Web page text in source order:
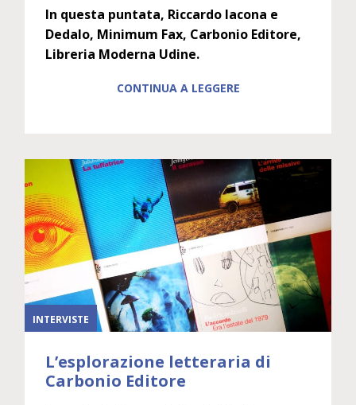
In questa puntata, Riccardo Iacona e
Dedalo, Minimum Fax, Carbonio Editore,
Libreria Moderna Udine.
CONTINUA A LEGGERE
INTERVISTE
L’esplorazione letteraria di
Carbonio Editore